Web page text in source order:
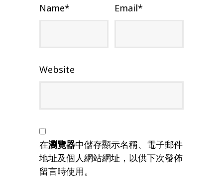
Name* Email*
Website
在瀏覽器中儲存顯示名稱、電子郵件
地址及個人網站網址，以供下次發佈
留言時使用。